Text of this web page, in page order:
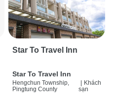
Star To Travel Inn
Star To Travel Inn
Hengchun Township,
Pingtung County
Khách
sạn